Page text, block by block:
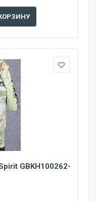
GBKH100262-